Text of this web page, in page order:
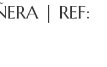
| REF: